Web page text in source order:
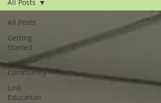
All Posts
Getting
Started
Your
Community
Link
Education
All Posts